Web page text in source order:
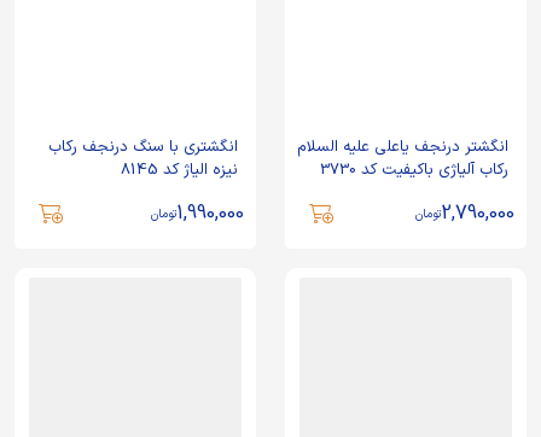
انگشتر درنجف یاعلی علیه السلام
رکاب آلیاژی باکیفیت کد 3730
2,790,000تومان
انگشتری با سنگ درنجف رکاب
نیزه الیاژ کد 8145
1,990,000تومان